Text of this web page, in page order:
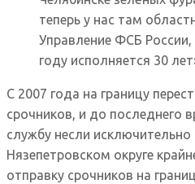
теперь у нас там
Управление ФСБ
году исполняется 30
С 2007 года на границу
срочников, и до последнего
службу несли
Нязепетровском округе
отправку срочников на